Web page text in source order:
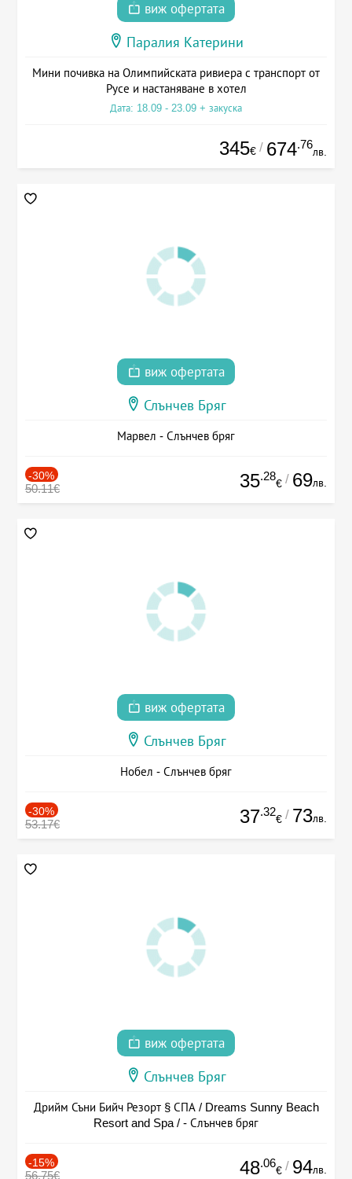
виж офертата
Паралия Катерини
Мини почивка на Олимпийската ривиера с транспорт от
Русе и настаняване в хотел
Дата: 18.09 - 23.09 + закуска
345€ / 674.76
лв.
виж офертата
Слънчев Бряг
Марвел - Слънчев бряг
-30%
50.11€ 35.28
€ / 69лв.
виж офертата
Слънчев Бряг
Нобел - Слънчев бряг
-30%
53.17€ 37.32
€ / 73лв.
виж офертата
Слънчев Бряг
Дрийм Съни Бийч Резорт § СПА / Dreams Sunny Beach
Resort and Spa / - Слънчев бряг
-15%
56.75€ 48.06
€ / 94лв.